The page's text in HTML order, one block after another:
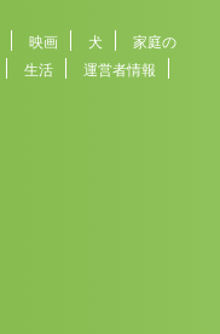
映画 犬
家庭の
生活
運営者情報